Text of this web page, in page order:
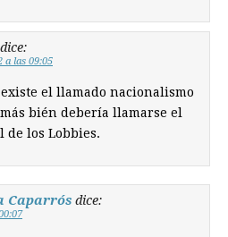
dice:
a las 09:05
existe el llamado nacionalismo
bién debería llamarse el
de los Lobbies.
Caparrós dice: